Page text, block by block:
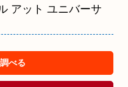
アット ユニバーサ
べる